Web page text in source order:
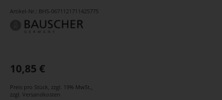
Artikel-Nr.: BHS-0671121711425775
10,85 €
Preis pro Stück, zzgl. 19% MwSt.,
zzgl. Versandkosten